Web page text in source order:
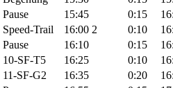
Pause 15:45 0:15
Speed-Trail 16:00 2 0:10
Pause
16:10 0:15
10-SF-T5 16:25 0:10
11-SF-G2 16:35 0:20